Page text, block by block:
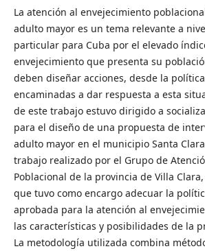
La atención al envejecimiento
adulto mayor es un tema relevante a
particular para Cuba por el elevado
envejecimiento que presenta su
deben diseñar acciones, desde la
encaminadas a dar respuesta a esta
de este trabajo estuvo dirigido a
para el diseño de una propuesta de
adulto mayor en el municipio Santa
trabajo realizado por el Grupo de
Poblacional de la provincia de Villa
que tuvo como encargo adecuar la
aprobada para la atención al
las características y posibilidades de la
La metodología utilizada combina